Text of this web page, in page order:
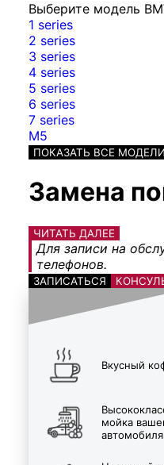
Выберите модель
1 series
2 series
3 series
4 series
5 series
6 series
7 series
M5
ПОКАЗАТЬ ВСЕ МОДЕЛИ
Замена
ЧИТАТЬ ДАЛЕЕ
Для записи на
телефонов.
ЗАПИСАТЬСЯ
Вкусный
мойка
автомобиля